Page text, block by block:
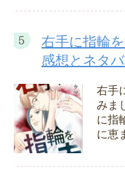
右手に指輪
感想とネタ
右手
みま
に指
に恵